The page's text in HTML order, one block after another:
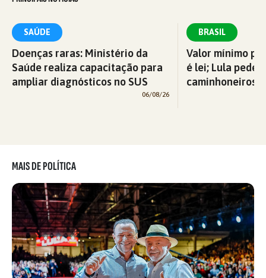
SAÚDE
Doenças raras: Ministério da
Saúde realiza capacitação para
ampliar diagnósticos no SUS
06/08/26
BRASIL
Valor mínimo
é lei; Lula pede
caminhoneiros
MAIS DE POLÍTICA